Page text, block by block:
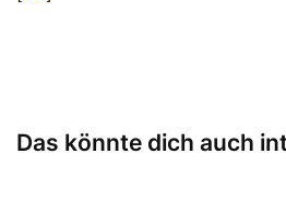
Das könnte dich auch